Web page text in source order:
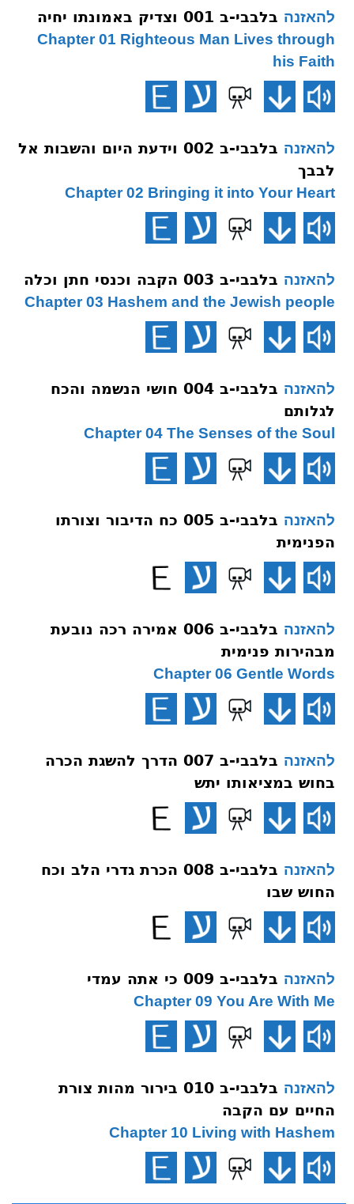
להאזנה בלבבי-ב 001 וצדיק באמונתו יחיה
Chapter 01 Righteous Man Lives through
his Faith
להאזנה
בלבבי-ב 002 וידעת היום והשבות אל
לבבך
Chapter 02 Bringing it into Your Heart
להאזנה בלבבי-ב 003 הקבה וכנסי חתן וכלה
Chapter 03 Hashem and the Jewish people
להאזנה
בלבבי-ב 004 חושי הנשמה והכח
לגלותם
Chapter 04 The Senses of the Soul
להאזנה
בלבבי-ב 005 כח הדיבור וצורתו
הפנימית
להאזנה
בלבבי-ב 006 אמירה רכה נובעת
מבהירות פנימית
Chapter 06 Gentle Words
להאזנה
בלבבי-ב 007 הדרך להשגת הכרה
בחוש במציאותו יתש
להאזנה
בלבבי-ב 008 הכרת גדרי הלב וכח
החוש שבו
להאזנה בלבבי-ב 009 כי אתה עמדי
Chapter 09 You Are With Me
להאזנה
בלבבי-ב 010 בירור מהות צורת
החיים עם הקבה
Chapter 10 Living with Hashem